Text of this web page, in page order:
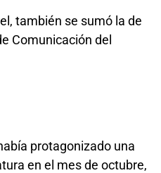
también se sumó la de
Comunicación del
protagonizado una
en el mes de octubre,